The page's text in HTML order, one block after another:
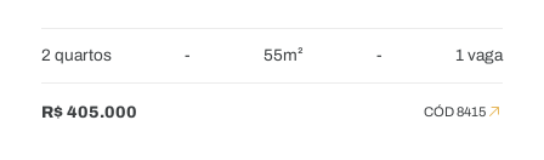
BANHEIROS
CARACTERÍSTICAS
2 quartos - 55m² - 1 vaga
R$ 405.000 CÓD 8415